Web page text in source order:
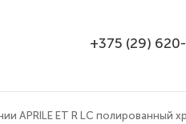
+375 (29)
APRILE ET R LC полированный